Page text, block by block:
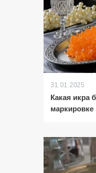
31.01.2025
Какая икра